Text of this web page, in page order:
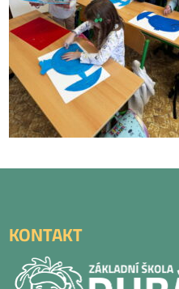
KONTAKT